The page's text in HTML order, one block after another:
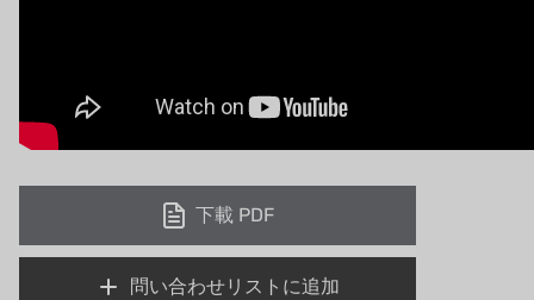
下載 PDF
問い合わせリストに追加